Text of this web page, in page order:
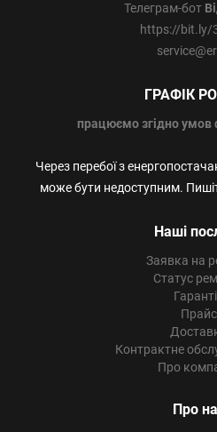
Телеграм-бот
https://bit.ly/
ГРАФІК
працюємозгідно умов
Через перебої з
може бути недоступним.
Наші
Заявка на
Статус
Прайс
Контрактне
Про
Про